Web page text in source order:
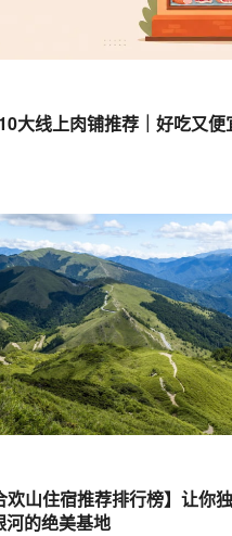
大线上肉铺推荐｜好吃又
欢山住宿推荐排行榜】让你
河的绝美基地